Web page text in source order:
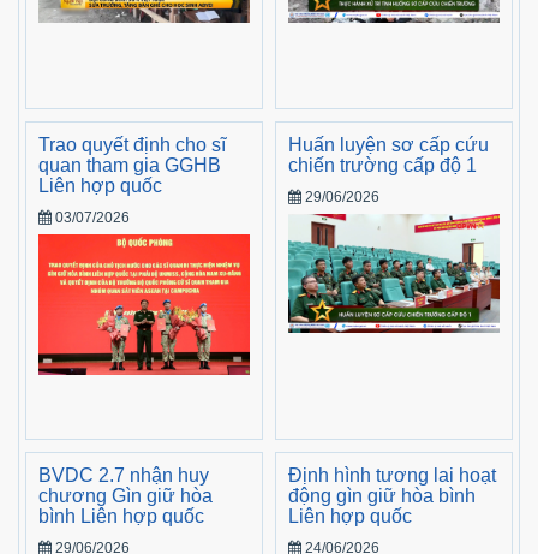
Trao quyết định cho sĩ
quan tham gia GGHB
Liên hợp quốc
03/07/2026
Huấn luyện sơ cấp cứu
chiến trường cấp độ 1
29/06/2026
BVDC 2.7 nhận huy
chương Gìn giữ hòa
bình Liên hợp quốc
29/06/2026
Định hình tương lai hoạt
động gìn giữ hòa bình
Liên hợp quốc
24/06/2026